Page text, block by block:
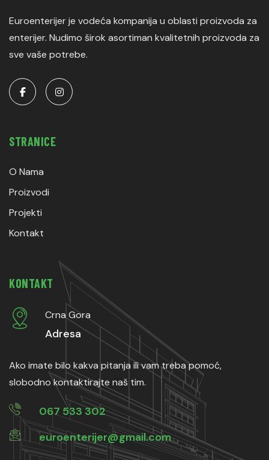
Euroenterijer je vodeća kompanija u oblasti proizvoda za
enterijer. Nudimo širok asortiman kvalitetnih proizvoda za
sve vaše potrebe.
STRANICE
O Nama
Proizvodi
Projekti
Kontakt
KONTAKT
Crna Gora
Adresa
Ako imate bilo kakva pitanja ili vam treba pomoć,
slobodno kontaktirajte naš tim.
067 533 302
euroenterijer@gmail.com